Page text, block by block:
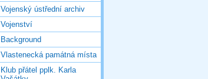
Vojenský ústřední archiv
Vojenství
Background
Vlastenecká památná místa
Klub přátel pplk. Karla